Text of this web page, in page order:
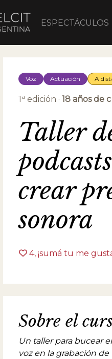
ESPECTÁCULOS
Voz Actuación A
1 a edición · 18 años de
Taller
crear
sonora
4, ¡sumá tu me
Sobre el
Un taller para bucear
voz en la grabación